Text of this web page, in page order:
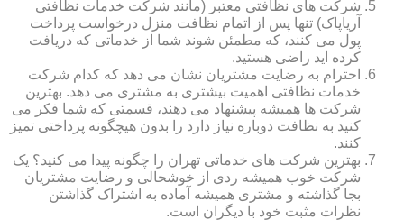
شرکت های نظافتی معتبر (مانند شرکت خدمات نظافتی
آریاپاک) تنها پس از اتمام نظافت منزل درخواست پرداخت
پول می کنند، که مطمئن شوند شما از خدماتی که دریافت
کرده اید راضی هستید.
احترام به رضایت مشتریان نشان می دهد که کدام شرکت
خدمات نظافتی اهمیت بیشتری به مشتری می دهد. بهترین
شرکت ها همیشه پیشنهاد می دهند، قسمتی که شما فکر می
کنید به نظافت دوباره نیاز دارد را بدون هیچگونه پرداختی تمیز
کنند.
بهترین شرکت های خدماتی تهران را چگونه پیدا می کنید؟ یک
شرکت خوب همیشه ردی از خوشحالی و رضایت مشتریان
بجا گذاشته و مشتری همیشه آماده به اشتراک گذاشتن
نظرات مثبت خود با دیگران است.